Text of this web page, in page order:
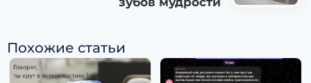
Похожие статьи